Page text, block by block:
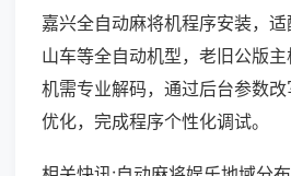
嘉兴全自动麻将机程序安装，
山车等全自动机型，老旧公版
机需专业解码，通过后台参数
优化，完成程序个性化调试。